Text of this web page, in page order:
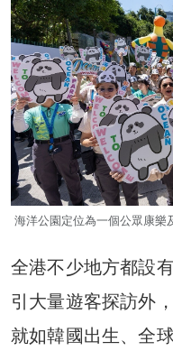
海洋公園定位為一個公眾康樂
全港不少地方都設
引大量遊客探訪外
就如韓國出生、全